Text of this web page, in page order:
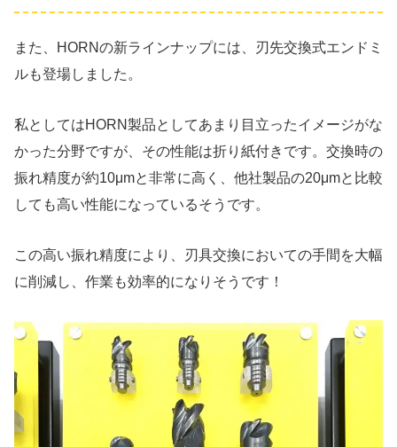
また、HORNの新ラインナップには、刃先交換式エンドミ
ルも登場しました。
私としてはHORN製品としてあまり目立ったイメージがな
かった分野ですが、その性能は折り紙付きです。交換時の
振れ精度が約10μmと非常に高く、他社製品の20μmと比較
しても高い性能になっているそうです。
この高い振れ精度により、刃具交換においての手間を大幅
に削減し、作業も効率的になりそうです！